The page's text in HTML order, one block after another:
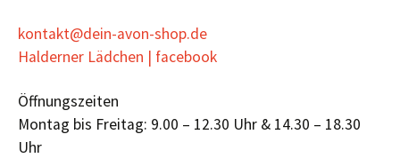
kontakt@dein-avon-shop.de
Halderner Lädchen | facebook
Öffnungszeiten
Montag bis Freitag: 9.00 – 12.30 Uhr & 14.30 – 18.30
Uhr